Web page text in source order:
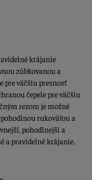
krájanie
zúbkovanou a
pre väčšiu presnosť
čepele pre väčšiu
rezom je možné
pohodlnou rukoväťou a
pohodlnejší a
a pravidelné krájanie.